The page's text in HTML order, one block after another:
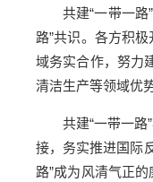
共建“一带一
路”共识。各方积
域务实合作，努力
清洁生产等领域优
共建“一带一
接，务实推进国际
路”成为风清气正